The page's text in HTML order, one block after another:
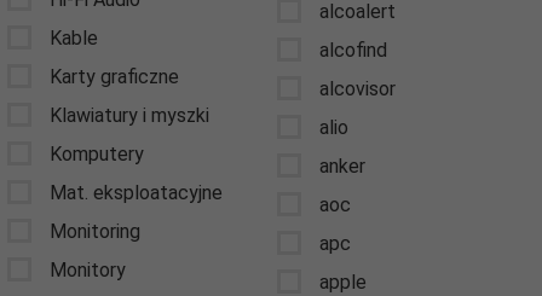
Kable
Karty graficzne
Klawiatury i myszki
Komputery
Mat. eksploatacyjne
Monitoring
Monitory
alcoalert
alcofind
alcovisor
alio
anker
aoc
apc
apple